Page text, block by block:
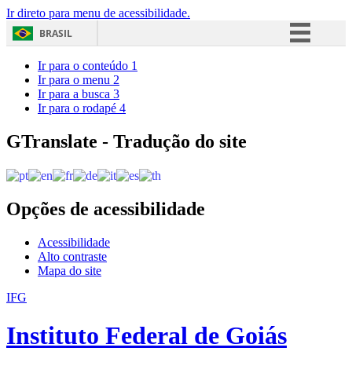
Ir direto para menu de acessibilidade.
BRASIL
Acesso à informação
Ir para o conteúdo 1
Ir para o menu 2
Ir para a busca 3
Ir para o rodapé 4
GTranslate - Tradução do site
Opções de acessibilidade
Acessibilidade
Alto contraste
Mapa do site
IFG
Instituto Federal de Goiás